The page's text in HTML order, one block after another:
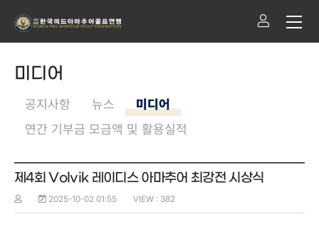
미디어
공지사항 뉴스
미디어
연간 기부금 모금액 및 활용실적
제4회 Volvik 레이디스 아마추어 최강전 시상식
2025-10-02 01:55 VIEW : 382